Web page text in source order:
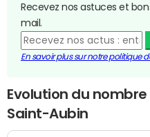
Recevez nos astuces et
mail.
En savoir plus sur notre politique
Evolution du
Saint-Aubin